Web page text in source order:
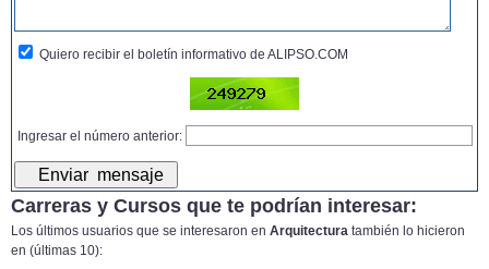
Quiero recibir el boletín informativo de ALIPSO.COM
Ingresar el número anterior:
Carreras y Cursos que te podrían interesar:
Los últimos usuarios que se interesaron en Arquitectura también lo hicieron
en (últimas 10):